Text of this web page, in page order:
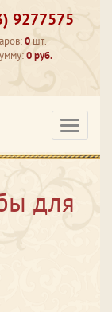
9277575
0 шт.
0 руб.
для